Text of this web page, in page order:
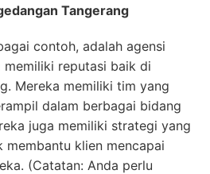
Tangerang
contoh, adalah agensi
reputasi baik di
Mereka memiliki tim yang
dalam berbagai bidang
juga memiliki strategi yang
membantu klien mencapai
(Catatan: Anda perlu